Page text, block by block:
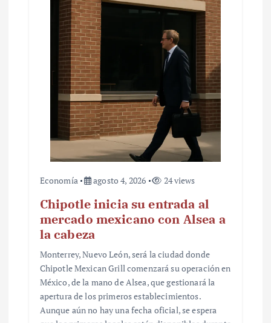
Economía agosto 4, 2026 24 views
Chipotle inicia su entrada al
mercado mexicano con Alsea a
la cabeza
Monterrey, Nuevo León, será la ciudad donde
Chipotle Mexican Grill comenzará su operación en
México, de la mano de Alsea, que gestionará la
apertura de los primeros establecimientos.
Aunque aún no hay una fecha oficial, se espera